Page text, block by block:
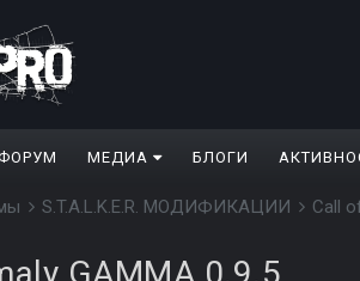
МЕДИА БЛОГИ
S.T.A.L.K.E.R. МОДИФИКАЦИИ Call